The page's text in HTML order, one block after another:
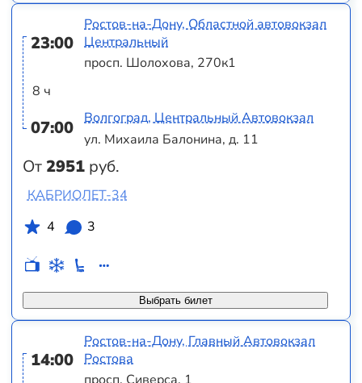
23:00
8 ч
07:00
От2951 руб.
Ростов-на-Дону, Областной автовокзал
Центральный
просп. Шолохова, 270к1
Волгоград, Центральный Автовокзал
ул. Михаила Балонина, д. 11
Выбрать билет
КАБРИОЛЕТ-34
4
3
14:00
Ростов-на-Дону, Главный Автовокзал
Ростова